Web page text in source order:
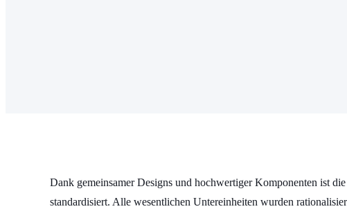
Dank gemeinsamer Designs und hochwertiger Komponenten ist
standardisiert. Alle wesentlichen Untereinheiten wurden